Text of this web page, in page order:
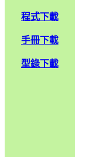
程式下載
手冊下載
型錄下載